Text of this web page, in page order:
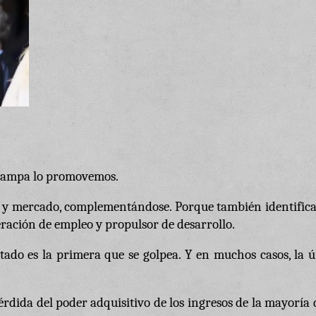
lo promovemos.
mercado, complementándose. Porque también
de empleo y propulsor de desarrollo.
es la primera que se golpea. Y en muchos casos, la
del poder adquisitivo de los ingresos de la mayoría